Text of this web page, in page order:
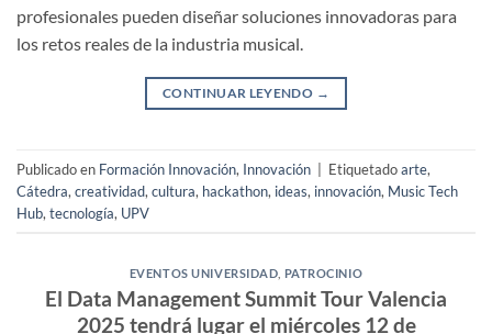
profesionales pueden diseñar soluciones innovadoras para
los retos reales de la industria musical.
CONTINUAR LEYENDO →
Publicado en Formación Innovación, Innovación Etiquetadoarte,
Cátedra, creatividad, cultura, hackathon, ideas, innovación, Music Tech
Hub, tecnología, UPV
EVENTOS UNIVERSIDAD PATROCINIO
El Data Management Summit Tour Valencia
2025 tendrá lugar el miércoles 12 de